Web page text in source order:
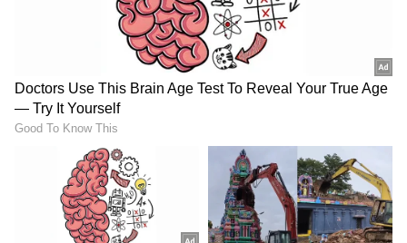
ಗ್ರಾಮಗಳಲ್ಲಿ ಜಲಜೀವನ್‌ ಮಿಷನ್‌ ಯೋಜನೆಯಲ್ಲಿ
ನಳಗಳನ್ನು ಅಳವಡಿಸಿ ನೀರು ಸರಬರಾಜು ಮಾಡಲು
ಕ್ರಮಕೈಗೊಡಿದ್ದಾರೆ. ಕೆಲವು ಗ್ರಾಮಗಳಲ್ಲಿ ಪ್ರಗತಿಯಲ್ಲಿದ್ದು,
ಶೀಘ್ರವಾಗಿ ಪೂರ್ಣಗೊಳಿಸಿ ಬೇಸಿಗೆಯಲ್ಲಿ ಕುಡಿಯುವ ನೀರಿನ
ಸಮಸ್ಯೆಯಾಗದಂತೆ ನೋಡಿಕೊಳ್ಳಲು ಅಧಿಕಾರಿಗಳಿಗೆ
ಸೂಚಿಸಿದ್ದೇನೆ ಎಂದರು.